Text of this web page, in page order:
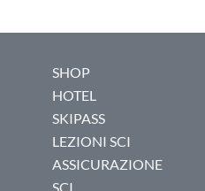
SHOP
HOTEL
SKIPASS
LEZIONI SCI
ASSICURAZIONE
SCI